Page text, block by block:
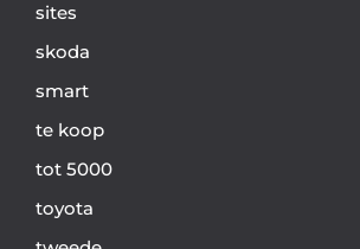
sites
skoda
smart
te koop
tot 5000
toyota